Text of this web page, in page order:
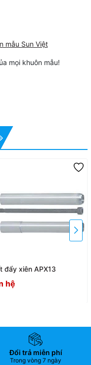
mẫu Sun Việt
mọi khuôn mẫu!
đẩy xiên APX13
hệ
Đổi trả miễn phí
Trong vòng 7 ngày